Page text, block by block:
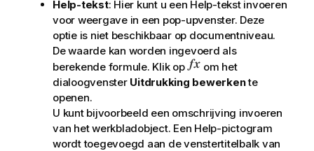
Help-tekst: Hier kunt u een Help-tekst invoeren
voor weergave in een pop-upvenster. Deze
optie is niet beschikbaar op documentniveau.
De waarde kan worden ingevoerd als
berekende formule. Klik op
om het
dialoogvenster Uitdrukking bewerkente
openen.
U kunt bijvoorbeeld een omschrijving invoeren
van het werkbladobject. Een Help-pictogram
wordt toegevoegd aan de venstertitelbalk van